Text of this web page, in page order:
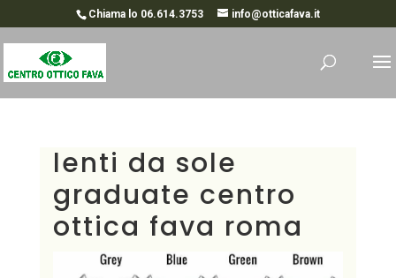
Chiama lo 06.614.3753 info@otticafava.it
lenti da sole
graduate centro
ottica fava roma